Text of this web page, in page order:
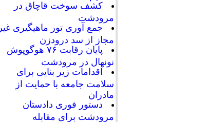
کشف سوخت قاچاق در
مرودشت
جمع آوری تور ماهیگیری غیر
مجاز از سد درودزن
پایان رقابت‌ ۷۶ هوگوپوش
نونهال در مرودشت
اقدامات زیر بنایی برای
سلامت جامعه با حمایت از
مادران
دستور فوری دادستان
مرودشت برای مقابله